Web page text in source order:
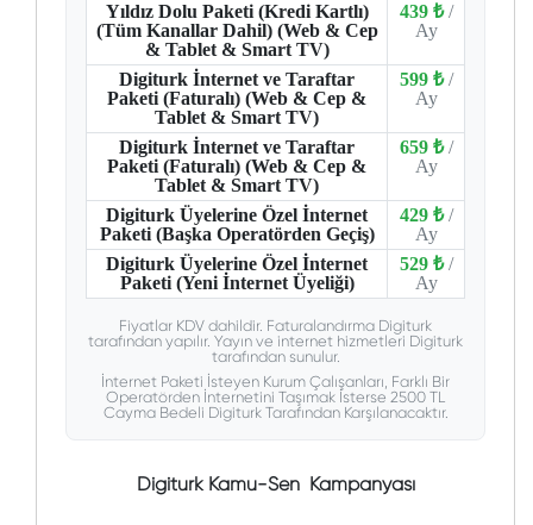
Yıldız Dolu Paketi (Kredi Kartlı)
(Tüm Kanallar Dahil) (Web & Cep
& Tablet & Smart TV)
439 ₺ /
Ay
Digiturk İnternet ve Taraftar
Paketi (Faturalı) (Web & Cep &
Tablet & Smart TV)
599 ₺ /
Ay
Digiturk İnternet ve Taraftar
Paketi (Faturalı) (Web & Cep &
Tablet & Smart TV)
659 ₺ /
Ay
Digiturk Üyelerine Özel İnternet
Paketi (Başka Operatörden Geçiş)
429 ₺ /
Ay
Digiturk Üyelerine Özel İnternet
Paketi (Yeni İnternet Üyeliği)
529 ₺ /
Ay
Fiyatlar KDV dahildir. Faturalandırma Digiturk
tarafından yapılır. Yayın ve internet hizmetleri Digiturk
tarafından sunulur.
İnternet Paketi İsteyen Kurum Çalışanları, Farklı Bir
Operatörden İnternetini Taşımak İsterse 2500 TL
Cayma Bedeli Digiturk Tarafından Karşılanacaktır.
Digiturk Kamu-Sen Kampanyası